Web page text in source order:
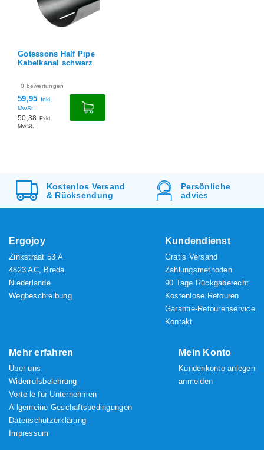
Götessons Half Pipe
Kabelkanal schwarz
0 bewertungen
59,95
Inkl.
MwSt.
50,38 Exkl.
MwSt.
Kostenlos Versand
& Rücksendung
Persönliche
advies
Ergojoy
Zinkstraat 53 A
4823 AC, Breda
Niederlande
Wegbeschreibung
Kundendienst
Gratis Versand
Zahlungsmethoden
90 Tage Rückgaberecht
Kostenlose Retouren
Garantie-Retourenservice
Kontakt
Mehr erfahren
Über uns
Widerrufsbelehrung
Vorteile für Unternehmen
Allgemeine Geschäftsbedingungen
Datenschutzerklärung
Impressum
Mein Konto
Kundenkonto anlegen
anmelden